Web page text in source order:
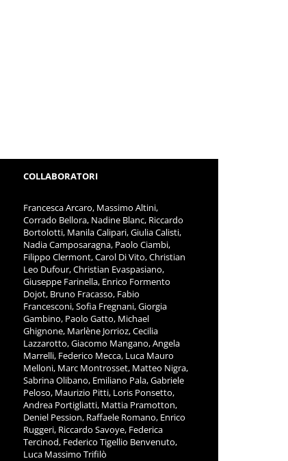
COLLABORATORI
Francesca Arcaro, Massimo Altini,
Corrado Bellora, Nadine Blanc, Riccardo
Bortolotti, Manila Calipari, Giulia Calisti,
Nadia Camposaragna, Paolo Ciambi,
Filippo Clermont, Carol Di Vito, Christian
Leo Dufour, Christian Evaspasiano,
Giuseppe Farinella, Enrico Formento
Dojot, Bruno Fracasso, Fabio
Francesconi, Sofia Fregnani, Giorgia
Gambino, Paolo Gatto, Michael
Ghignone, Marlène Jorrioz, Cecilia
Lazzarotto, Giacomo Mangano, Angela
Marrelli, Federico Mecca, Luca Mauro
Melloni, Marc Montrosset, Matteo Nigra,
Sabrina Olibano, Emiliano Pala, Gabriele
Peloso, Maurizio Pitti, Loris Ponsetto,
Andrea Portigliatti, Mattia Pramotton,
Deniel Pession, Raffaele Romano, Enrico
Ruggeri, Riccardo Savoye, Federica
Tercinod, Federico Tigellio Benvenuto,
Luca Massimo Trifilò